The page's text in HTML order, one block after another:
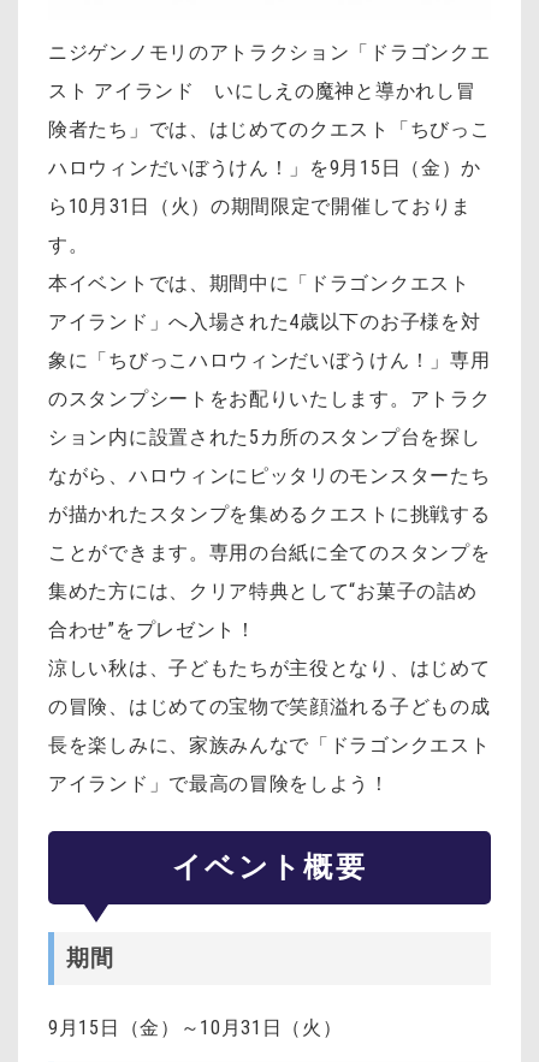
ニジゲンノモリのアトラクション「ドラゴンクエ
スト アイランド いにしえの魔神と導かれし冒
険者たち」では、はじめてのクエスト「ちびっこ
ハロウィンだいぼうけん！」を9月15日（金）か
ら10月31日（火）の期間限定で開催しておりま
す。
本イベントでは、期間中に「ドラゴンクエスト
アイランド」へ入場された4歳以下のお子様を対
象に「ちびっこハロウィンだいぼうけん！」専用
のスタンプシートをお配りいたします。アトラク
ション内に設置された5カ所のスタンプ台を探し
ながら、ハロウィンにピッタリのモンスターたち
が描かれたスタンプを集めるクエストに挑戦する
ことができます。専用の台紙に全てのスタンプを
集めた方には、クリア特典として“お菓子の詰め
合わせ”をプレゼント！
涼しい秋は、子どもたちが主役となり、はじめて
の冒険、はじめての宝物で笑顔溢れる子どもの成
長を楽しみに、家族みんなで「ドラゴンクエスト
アイランド」で最高の冒険をしよう！
イベント概要
期間
9月15日（金）～10月31日（火）